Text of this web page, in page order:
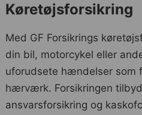
Køretøjsforsikring
Med GF Forsikrings
din bil, motorcykel eller
uforudsete hændelser som
hærværk. Forsikringen
ansvarsforsikring og